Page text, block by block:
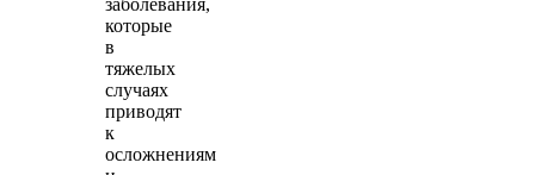
заболевания,
которые
в
тяжелых
случаях
приводят
к
осложнениям